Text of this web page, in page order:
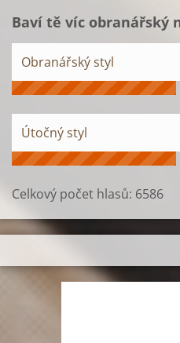
Baví tě víc obranářský
Obranářský styl
Útočný styl
Celkový počet hlasů: 6586